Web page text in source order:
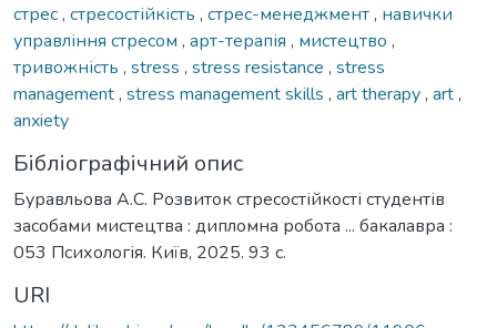
стрес, стресостійкість , стрес-менеджмент, навички
управління стресом , арт-терапія , мистецтво ,
тривожність , stress , stress resistance , stress
management, stress management skills , art therapy, art,
anxiety
Бібліографічний опис
Буравльова А.С. Розвиток стресостійкості студентів
засобами мистецтва : дипломна робота ... бакалавра :
053 Психологія. Київ, 2025. 93 с.
URI